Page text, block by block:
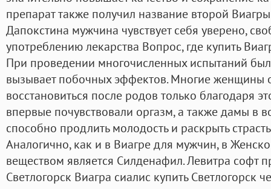
препарат также получил название второй
Дапокстина мужчина чувствует себя уверено,
употреблению лекарства Вопрос, где купить
При проведении многочисленных испытаний
вызывает побочных эффектов. Многие женщины
восстановиться после родов только благодаря
впервые почувствовали оргазм, а также дамы в
способно продлить молодость и раскрыть
Аналогично, как и в Виагре для мужчин, в
веществом является Силденафил. Левитра софт
Светлогорск Виагра сиалис купить Светлогорск